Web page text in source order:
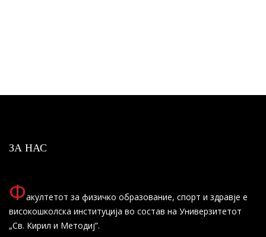
ЗА НАС
Факултетот за физичко образование, спорт и здравје е
високошколска институција во состав на Универзитетот
„Св. Кирил и Методиј”.